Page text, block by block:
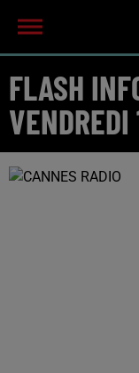
FLASH